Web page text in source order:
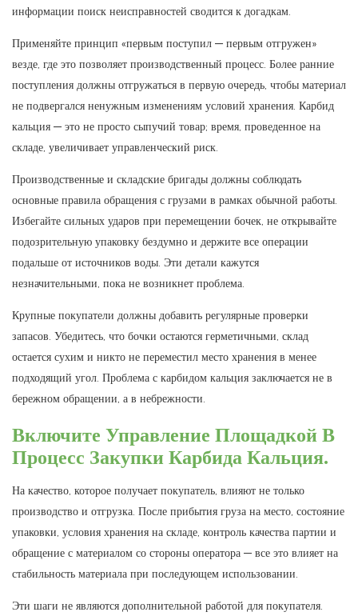
информации поиск неисправностей сводится к догадкам.
Применяйте принцип «первым поступил — первым отгружен»
везде, где это позволяет производственный процесс. Более ранние
поступления должны отгружаться в первую очередь, чтобы материал
не подвергался ненужным изменениям условий хранения. Карбид
кальция — это не просто сыпучий товар; время, проведенное на
складе, увеличивает управленческий риск.
Производственные и складские бригады должны соблюдать
основные правила обращения с грузами в рамках обычной работы.
Избегайте сильных ударов при перемещении бочек, не открывайте
подозрительную упаковку бездумно и держите все операции
подальше от источников воды. Эти детали кажутся
незначительными, пока не возникнет проблема.
Крупные покупатели должны добавить регулярные проверки
запасов. Убедитесь, что бочки остаются герметичными, склад
остается сухим и никто не переместил место хранения в менее
подходящий угол. Проблема с карбидом кальция заключается не в
бережном обращении, а в небрежности.
Включите Управление Площадкой В ​​
Процесс Закупки Карбида Кальция.
На качество, которое получает покупатель, влияют не только
производство и отгрузка. После прибытия груза на место, состояние
упаковки, условия хранения на складе, контроль качества партии и
обращение с материалом со стороны оператора — все это влияет на
стабильность материала при последующем использовании.
Эти шаги не являются дополнительной работой для покупателя.